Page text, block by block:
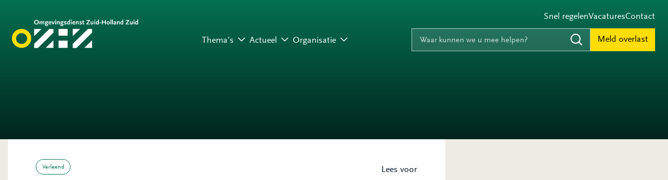
Naar inhoud
Naar navigatie
Snel regelenVacaturesContact
Thema’s Actueel Organisatie
Waar kunnen we u mee helpen?
Zoeken
Meld overlast
Lees voor
Verleend